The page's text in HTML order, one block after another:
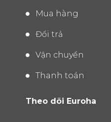
Mua hàng
Đổi trả
Vận chuyển
Thanh toán
Theo dõi Euroha